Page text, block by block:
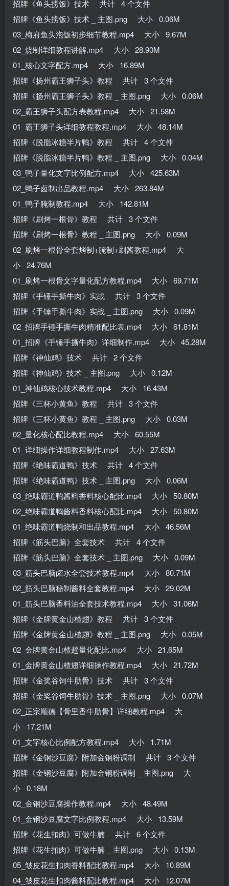
招牌《鱼头捞饭》技术 共计 4 个文件
招牌《鱼头捞饭》技术 _ 主图.png 大小 0.06M
03_梅府鱼头泡饭初步细节教程.mp4 大小 9.67M
02_烧制详细教程讲解.mp4 大小 28.90M
01_核心文字配方.mp4 大小 16.89M
招牌《扬州霸王狮子头》教程 共计 3 个文件
招牌《扬州霸王狮子头》教程 _ 主图.png 大小 0.06M
02_霸王狮子头配方表教程.mp4 大小 21.58M
01_霸王狮子头详细教程教程.mp4 大小 48.14M
招牌《脱脂冰糖半片鸭》教程 共计 4 个文件
招牌《脱脂冰糖半片鸭》教程 _ 主图.png 大小 0.04M
03_鸭子量化文字比例配方.mp4 大小 425.63M
02_鸭子卤制出品教程.mp4 大小 263.84M
01_鸭子腌制教程.mp4 大小 142.81M
招牌《刷烤一根骨》教程 共计 3 个文件
招牌《刷烤一根骨》教程 _ 主图.png 大小 0.09M
02_刷烤一根骨全套烤制+腌制+刷酱教程.mp4 大
小 24.76M
01_刷烤一根骨文字量化配方教程.mp4 大小 69.71M
招牌《手锤手撕牛肉》实战 共计 3 个文件
招牌《手锤手撕牛肉》实战 _ 主图.png 大小 0.09M
02_招牌手锤手撕牛肉精准配比表.mp4 大小 61.81M
01_招牌《手锤手撕牛肉》详细制作.mp4 大小 45.28M
招牌《神仙鸡》技术 共计 2 个文件
招牌《神仙鸡》技术 _ 主图.png 大小 0.12M
01_神仙鸡核心技术教程.mp4 大小 16.43M
招牌《三杯小黄鱼》教程 共计 3 个文件
招牌《三杯小黄鱼》教程 _ 主图.png 大小 0.03M
02_量化核心配比教程.mp4 大小 60.55M
01_详细操作详细教程制作.mp4 大小 27.63M
招牌《绝味霸道鸭》技术 共计 4 个文件
招牌《绝味霸道鸭》技术 _ 主图.png 大小 0.06M
03_绝味霸道鸭酱料香料核心配比.mp4 大小 50.80M
02_绝味霸道鸭酱料香料核心配比.mp4 大小 50.80M
01_绝味霸道鸭烧制和出品教程.mp4 大小 46.56M
招牌《筋头巴脑》全套技术 共计 4 个文件
招牌《筋头巴脑》全套技术 _ 主图.png 大小 0.09M
03_筋头巴脑卤水全套技术教程.mp4 大小 80.71M
02_筋头巴脑秘制酱料全套教程.mp4 大小 29.02M
01_筋头巴脑香料油全套技术教程.mp4 大小 31.06M
招牌《金牌黄金山楂趐》教程 共计 3 个文件
招牌《金牌黄金山楂趐》教程 _ 主图.png 大小 0.05M
02_金牌黄金山楂趐量化配比.mp4 大小 21.65M
01_金牌黄金山楂翅详细操作教程.mp4 大小 21.72M
招牌《金奖谷饲牛肋骨》技术 共计 3 个文件
招牌《金奖谷饲牛肋骨》技术 _ 主图.png 大小 0.07M
02_正宗顺德【骨里香牛肋骨】详细教程.mp4 大
小 17.21M
01_文字核心比例配方教程.mp4 大小 1.71M
招牌《金钢沙豆腐》附加金钢粉调制 共计 3 个文件
招牌《金钢沙豆腐》附加金钢粉调制 _ 主图.png 大
小 0.18M
02_金钢沙豆腐操作教程.mp4 大小 48.49M
01_金钢沙豆腐文字比例教程.mp4 大小 13.59M
招牌《花生扣肉》可做牛腩 共计 6 个文件
招牌《花生扣肉》可做牛腩 _ 主图.png 大小 0.13M
05_皱皮花生扣肉香料配比教程.mp4 大小 10.89M
04_皱皮花生扣肉酱料配比教程.mp4 大小 12.07M